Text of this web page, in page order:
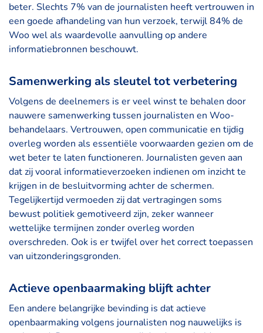
beter. Slechts 7% van de journalisten heeft vertrouwen in
een goede afhandeling van hun verzoek, terwijl 84% de
Woo wel als waardevolle aanvulling op andere
informatiebronnen beschouwt.
Samenwerking als sleutel tot verbetering
Volgens de deelnemers is er veel winst te behalen door
nauwere samenwerking tussen journalisten en Woo-
behandelaars. Vertrouwen, open communicatie en tijdig
overleg worden als essentiële voorwaarden gezien om de
wet beter te laten functioneren. Journalisten geven aan
dat zij vooral informatieverzoeken indienen om inzicht te
krijgen in de besluitvorming achter de schermen.
Tegelijkertijd vermoeden zij dat vertragingen soms
bewust politiek gemotiveerd zijn, zeker wanneer
wettelijke termijnen zonder overleg worden
overschreden. Ook is er twijfel over het correct toepassen
van uitzonderingsgronden.
Actieve openbaarmaking blijft achter
Een andere belangrijke bevinding is dat actieve
openbaarmaking volgens journalisten nog nauwelijks is